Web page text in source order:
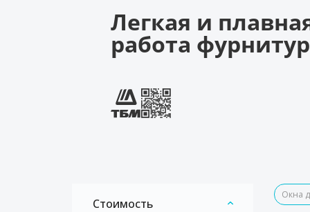
Легкая и
работа
Стоимость
Окна